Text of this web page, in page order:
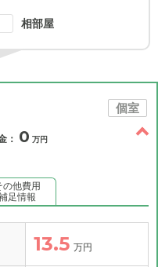
相部屋
個室
： 0 万円
の他費用
足情報
13.5 万円